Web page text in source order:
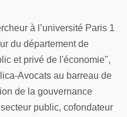
à l’université Paris 1
du département de
et privé de l'économie",
Avocats au barreau de
de la gouvernance
public, cofondateur